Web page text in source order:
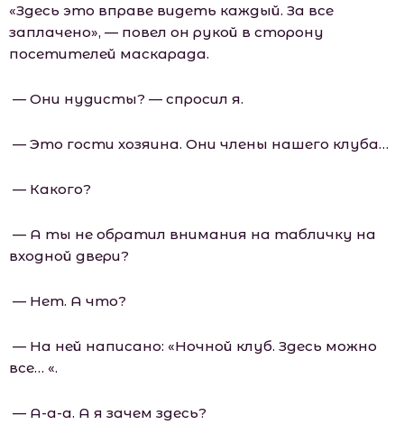
«Здесь это вправе видеть каждый. За все
заплачено», — повел он рукой в сторону
посетителей маскарада.
— Они нудисты? — спросил я.
— Это гости хозяина. Они члены нашего клуба…
— Какого?
— А ты не обратил внимания на табличку на
входной двери?
— Нет. А что?
— На ней написано: «Ночной клуб. Здесь можно
все… «.
— А-а-а. А я зачем здесь?